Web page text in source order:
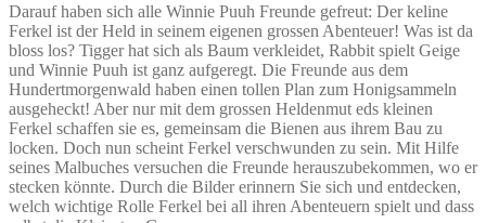
Darauf haben sich alle Winnie Puuh Freunde gefreut: Der keline
Ferkel ist der Held in seinem eigenen grossen Abenteuer! Was ist da
bloss los? Tigger hat sich als Baum verkleidet, Rabbit spielt Geige
und Winnie Puuh ist ganz aufgeregt. Die Freunde aus dem
Hundertmorgenwald haben einen tollen Plan zum Honigsammeln
ausgeheckt! Aber nur mit dem grossen Heldenmut eds kleinen
Ferkel schaffen sie es, gemeinsam die Bienen aus ihrem Bau zu
locken. Doch nun scheint Ferkel verschwunden zu sein. Mit Hilfe
seines Malbuches versuchen die Freunde herauszubekommen, wo er
stecken könnte. Durch die Bilder erinnern Sie sich und entdecken,
welch wichtige Rolle Ferkel bei all ihren Abenteuern spielt und dass